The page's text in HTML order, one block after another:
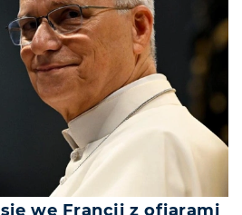
we Francji z ofiarami